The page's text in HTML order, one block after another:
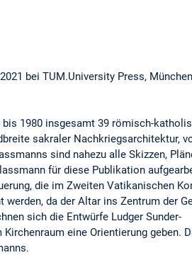
bei TUM.University Press,
bis 1980 insgesamt 39 römisch-
sakraler Nachkriegsarchitektur,
sind nahezu alle Skizzen,
für diese Publikation
die im Zweiten Vatikanischen
da der Altar ins Zentrum der
sich die Entwürfe Ludger Sunder-
eine Orientierung geben.